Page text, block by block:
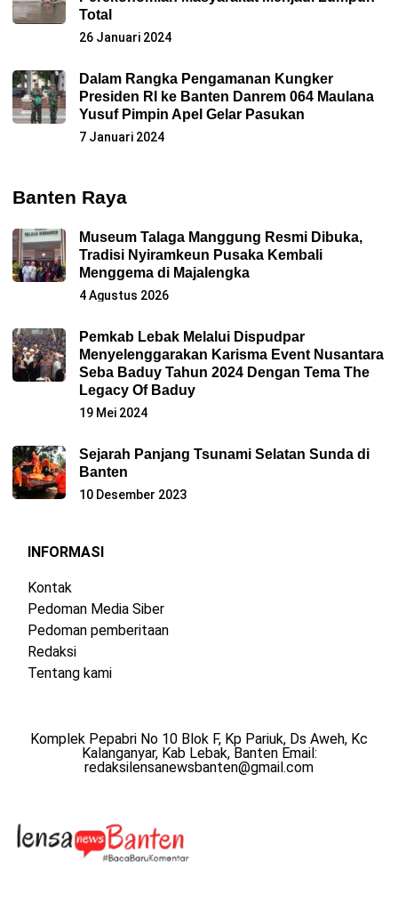
Total
26 Januari 2024
Dalam Rangka Pengamanan Kungker
Presiden RI ke Banten Danrem 064 Maulana
Yusuf Pimpin Apel Gelar Pasukan
7 Januari 2024
Banten Raya
Museum Talaga Manggung Resmi Dibuka,
Tradisi Nyiramkeun Pusaka Kembali
Menggema di Majalengka
4 Agustus 2026
Pemkab Lebak Melalui Dispudpar
Menyelenggarakan Karisma Event Nusantara
Seba Baduy Tahun 2024 Dengan Tema The
Legacy Of Baduy
19 Mei 2024
Sejarah Panjang Tsunami Selatan Sunda di
Banten
10 Desember 2023
INFORMASI
Kontak
Pedoman Media Siber
Pedoman pemberitaan
Redaksi
Tentang kami
Komplek Pepabri No 10 Blok F, Kp Pariuk, Ds Aweh, Kc
Kalanganyar, Kab Lebak, Banten Email:
redaksilensanewsbanten@gmail.com